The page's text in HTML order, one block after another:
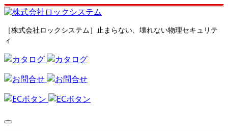
［株式会社ロックシステム］止まらない、壊れない物理セキュリテ
ィ